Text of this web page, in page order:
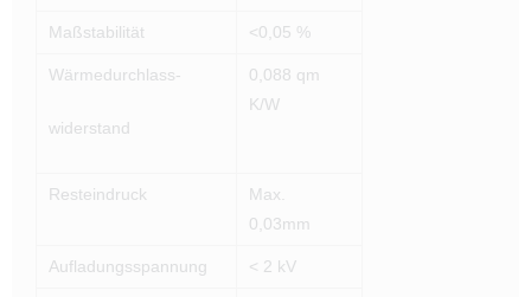
Maßstabilität <0,05 %
Wärmedurchlass-
widerstand
0,088 qm
K/W
Resteindruck
Max.
0,03mm
Aufladungsspannung < 2 kV